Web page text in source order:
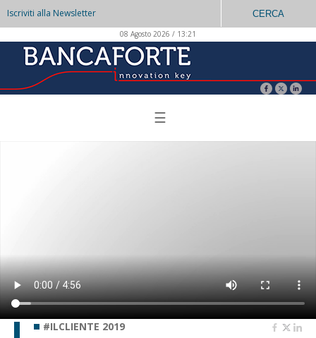
Iscriviti alla Newsletter CERCA
08 Agosto 2026 / 13:21
☰
#ILCLIENTE 2019